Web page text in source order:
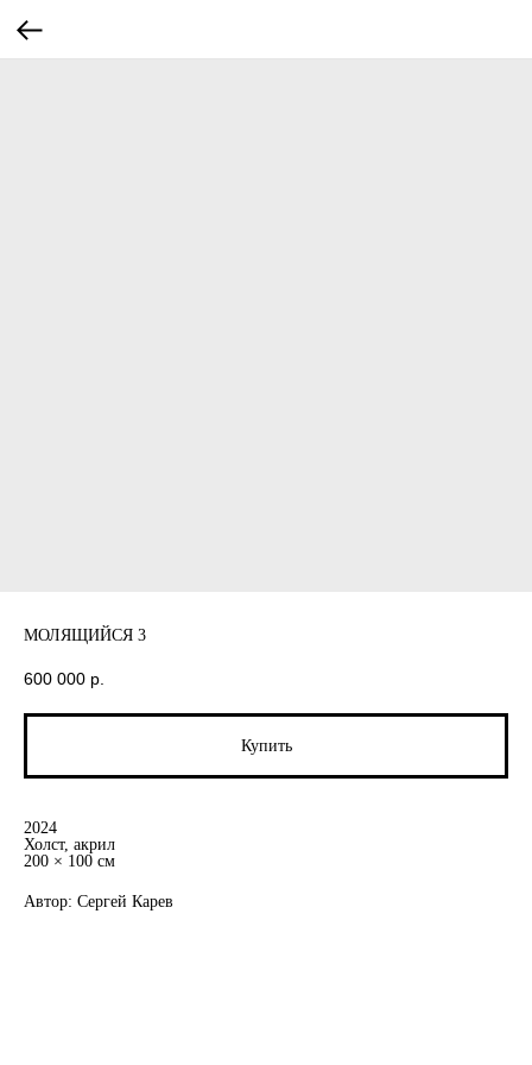
МОЛЯЩИЙСЯ 3
600 000 р.
Купить
2024
Холст, акрил
200 × 100 см
Автор: Сергей Карев